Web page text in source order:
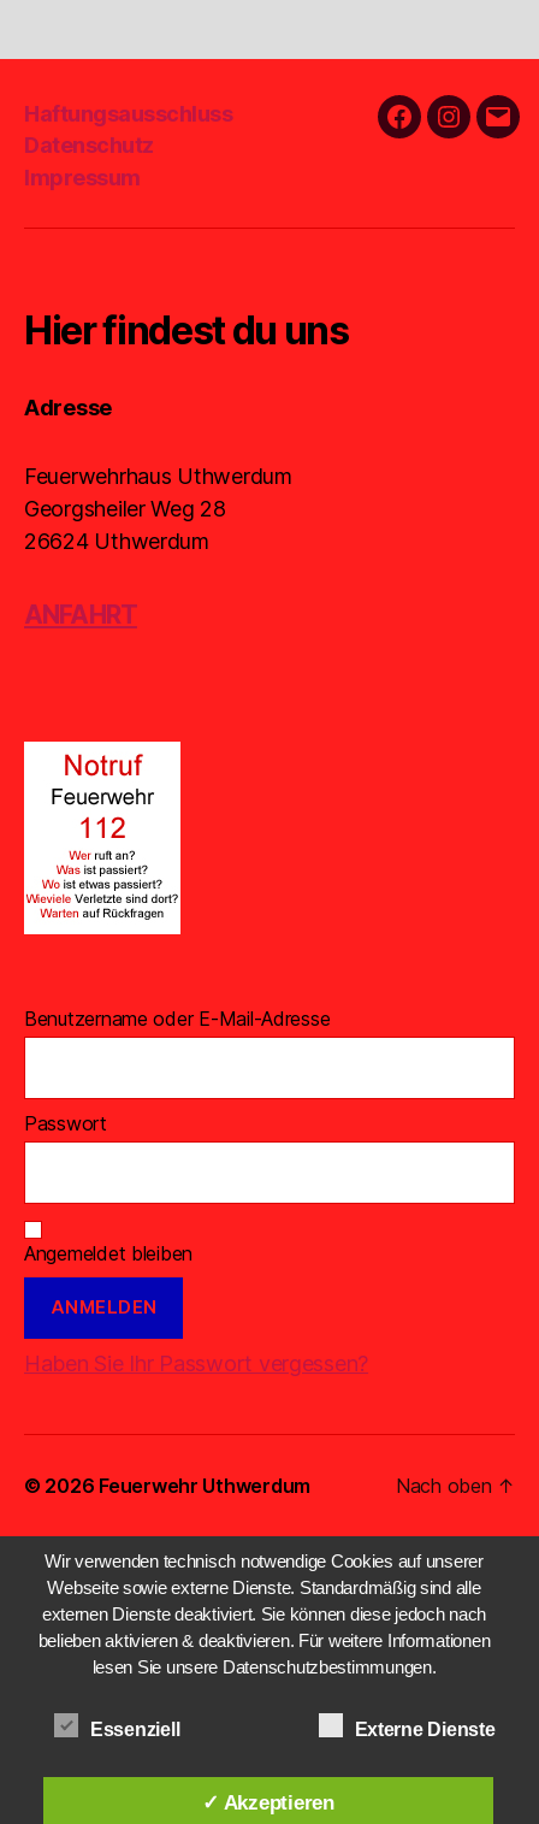
Haftungsausschluss
Datenschutz
Impressum
FacebookE-
Hier findest du uns
Adresse
Feuerwehrhaus Uthwerdum
Georgsheiler Weg 28
26624 Uthwerdum
ANFAHRT
Benutzername oder E-Mail-Adresse
Passwort
Angemeldet bleiben
Haben Sie Ihr Passwort vergessen?
© 2026 Feuerwehr Uthwerdum Nach oben ↑
Wir verwenden technisch notwendige Cookies auf unserer
Webseite sowie externe Dienste. Standardmäßig sind alle
externen Dienste deaktiviert. Sie können diese jedoch nach
belieben aktivieren & deaktivieren. Für weitere Informationen
lesen Sie unsere Datenschutzbestimmungen.
Essenziell Externe Dienste
✓ Akzeptieren